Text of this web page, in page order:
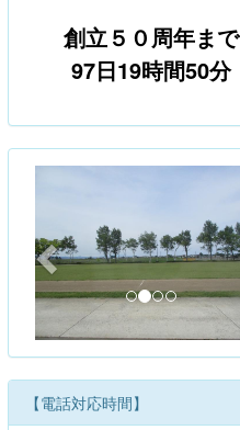
創立５０周年まで
97日19時間50分
e
v
i
o
u
s
【電話対応時間】